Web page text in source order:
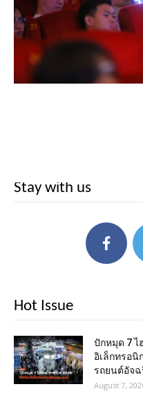
Stay with us
Hot Issue
ปักหมุด 7 ไ
อิเล็กทรอนิ
รถยนต์อัจฉ
August 7,